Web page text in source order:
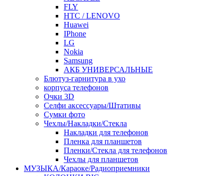
FLY
HTC / LENOVO
Huawei
IPhone
LG
Nokia
Samsung
АКБ УНИВЕРСАЛЬНЫЕ
Блютуз-гарнитура в ухо
корпуса телефонов
Очки 3D
Селфи аксессуары/Штативы
Сумки фото
Чехлы/Накладки/Стекла
Накладки для телефонов
Пленка для планшетов
Пленки/Стекла для телефонов
Чехлы для планшетов
МУЗЫКА/Караоке/Радиоприемники